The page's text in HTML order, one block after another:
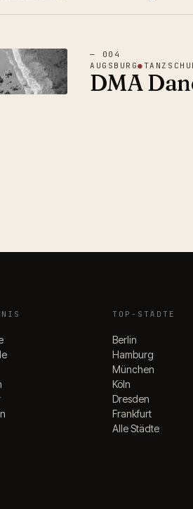
—
004
AUGSBURG●
DMA
TOP-STÄDTE
Berlin
Hamburg
München
Köln
Dresden
Frankfurt
Alle Städte